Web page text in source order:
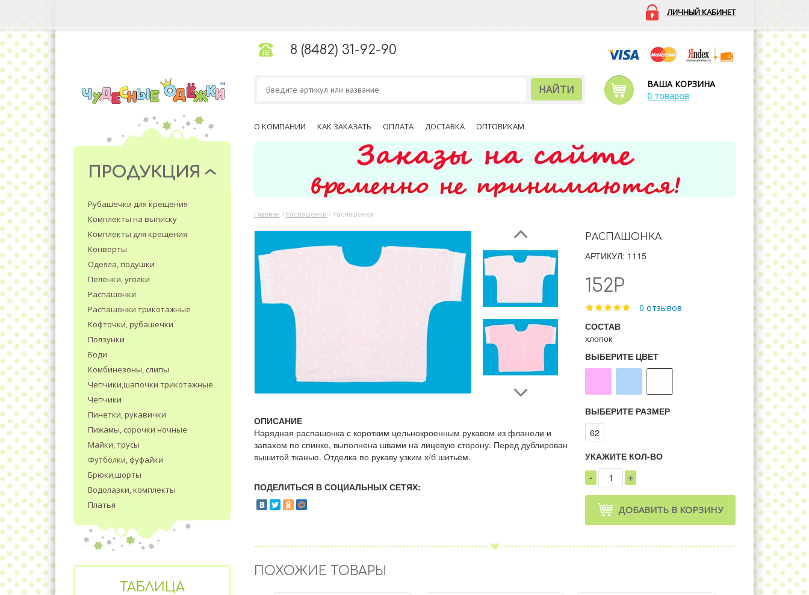
ЛИЧНЫЙ КАБИНЕТ
8 (8482) 31-92-90
НАЙТИ
ВАША КОРЗИНА
0 товаров
О КОМПАНИИ КАК ЗАКАЗАТЬ ОПЛАТА ДОСТАВКА ОПТОВИКАМ
Главная / Распашонки / Распашонка
ОПИСАНИЕ
Нарядная распашонка с коротким цельнокроенным рукавом из фланели и
запахом по спинке, выполнена швами на лицевую сторону. Перед дублирован
вышитой тканью. Отделка по рукаву узким х/б шитьём.
ПОДЕЛИТЬСЯ В СОЦИАЛЬНЫХ СЕТЯХ:
РАСПАШОНКА
АРТИКУЛ: 1115
152Р
0 отзывов
СОСТАВ
хлопок
ВЫБЕРИТЕ ЦВЕТ
ВЫБЕРИТЕ РАЗМЕР
62
УКАЖИТЕ КОЛ-ВО
- 1 +
ДОБАВИТЬ В КОРЗИНУ
ПОХОЖИЕ ТОВАРЫ
ПРОДУКЦИЯ
Рубашечки для крещения
Комплекты на выписку
Комплекты для крещения
Конверты
Одеяла, подушки
Пеленки, уголки
Распашонки
Распашонки трикотажные
Кофточки, рубашечки
Ползунки
Боди
Комбинезоны, слипы
Чепчики,шапочки трикотажные
Чепчики
Пинетки, рукавички
Пижамы, сорочки ночные
Майки, трусы
Футболки, фуфайки
Брюки,шорты
Водолазки, комплекты
Платья
ТАБЛИЦА